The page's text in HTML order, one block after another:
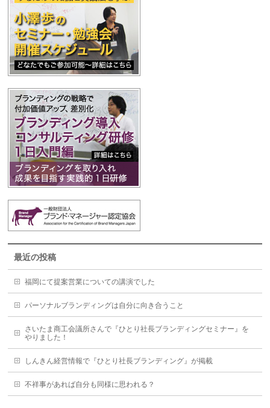
最近の投稿
福岡にて提案営業についての講演でした
パーソナルブランディングは自分に向き合うこと
さいたま商工会議所さんで『ひとり社長ブランディングセミナー』を
やりました！
しんきん経営情報で『ひとり社長ブランディング』が掲載
不祥事があれば自分も同様に思われる？